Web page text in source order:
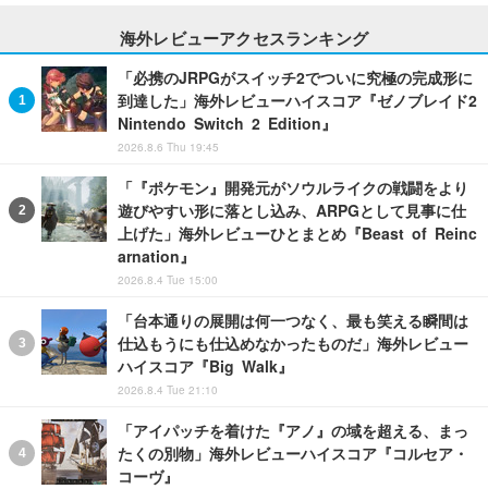
海外レビューアクセスランキング
「必携のJRPGがスイッチ2でついに究極の完成形に
到達した」海外レビューハイスコア『ゼノブレイド2
Nintendo Switch 2 Edition』
2026.8.6 Thu 19:45
「『ポケモン』開発元がソウルライクの戦闘をより
遊びやすい形に落とし込み、ARPGとして見事に仕
上げた」海外レビューひとまとめ『Beast of Reinc
arnation』
2026.8.4 Tue 15:00
「台本通りの展開は何一つなく、最も笑える瞬間は
仕込もうにも仕込めなかったものだ」海外レビュー
ハイスコア『Big Walk』
2026.8.4 Tue 21:10
「アイパッチを着けた『アノ』の域を超える、まっ
たくの別物」海外レビューハイスコア『コルセア・
コーヴ』